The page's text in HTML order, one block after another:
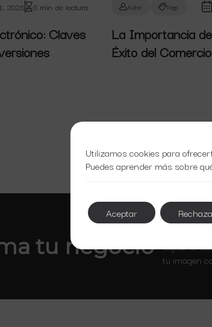
2026 6 min de lectura
Claves
Autor Tags
La Importancia
Éxito del
tu negocio digital.
tu imagen
Utilizamos cookies para
Puedes aprender más sobre
Aceptar